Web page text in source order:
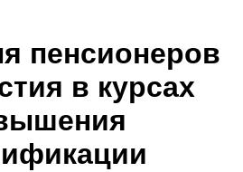
пенсионеров
в курсах